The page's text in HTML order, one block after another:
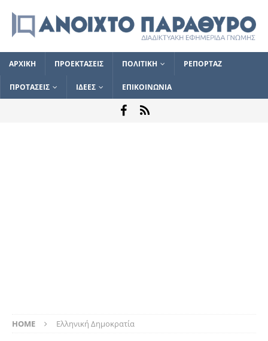
ΑΡΧΙΚΗ ΠΡΟΕΚΤΑΣΕΙΣ ΠΟΛΙΤΙΚΗ ΡΕΠΟΡΤΑΖ
ΠΡΟΤΑΣΕΙΣ ΙΔΕΕΣ ΕΠΙΚΟΙΝΩΝΙΑ
HOME Ελληνική Δημοκρατία